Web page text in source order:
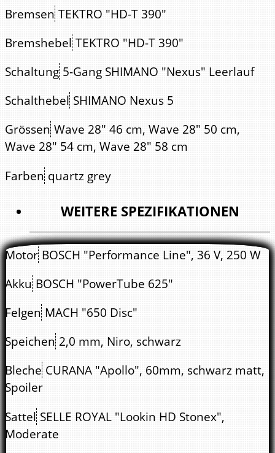
Bremsen TEKTRO "HD-T 390"
Bremshebel TEKTRO "HD-T 390"
Schaltung 5-Gang SHIMANO "Nexus" Leerlauf
Schalthebel SHIMANO Nexus 5
Grössen Wave 28" 46 cm, Wave 28" 50 cm,
Wave 28" 54 cm, Wave 28" 58 cm
Farben quartz grey
WEITERE SPEZIFIKATIONEN
Motor BOSCH "Performance Line", 36 V, 250 W
Akku BOSCH "PowerTube 625"
Felgen MACH "650 Disc"
Speichen 2,0 mm, Niro, schwarz
Bleche CURANA "Apollo", 60mm, schwarz matt,
Spoiler
Sattel SELLE ROYAL "Lookin HD Stonex",
Moderate